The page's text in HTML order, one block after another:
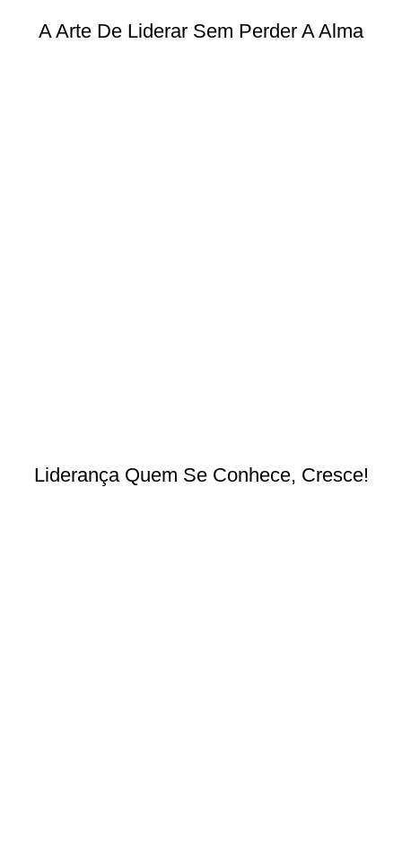
A Arte De Liderar Sem Perder A Alma
Liderança Quem Se Conhece, Cresce!